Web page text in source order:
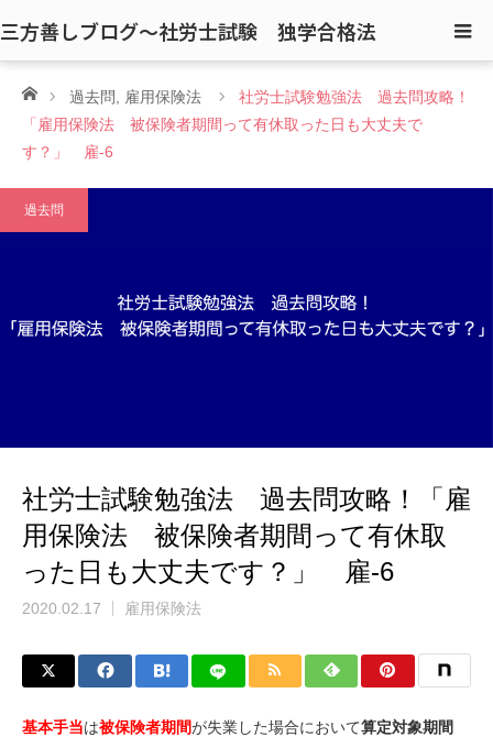
三方善しブログ〜社労士試験 独学合格法
ホーム過去問 雇用保険法
社労士試験勉強法 過去問攻略！
「雇用保険法 被保険者期間って有休取った日も大丈夫で
す？」 雇-6
過去問
社労士試験勉強法 過去問攻略！「雇
用保険法 被保険者期間って有休取
った日も大丈夫です？」 雇-6
2020.02.17 雇用保険法
基本手当は被保険者期間が失業した場合において算定対象期間